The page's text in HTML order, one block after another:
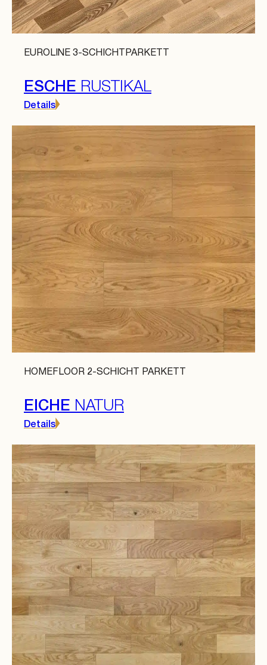
EUROLINE 3-SCHICHTPARKETT
ESCHE RUSTIKAL
Details
HOMEFLOOR 2-SCHICHT PARKETT
EICHE NATUR
Details